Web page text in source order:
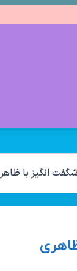
ظاهری منحصر به فرد